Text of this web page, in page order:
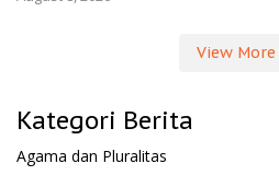
View More
Kategori Berita
Agama dan Pluralitas